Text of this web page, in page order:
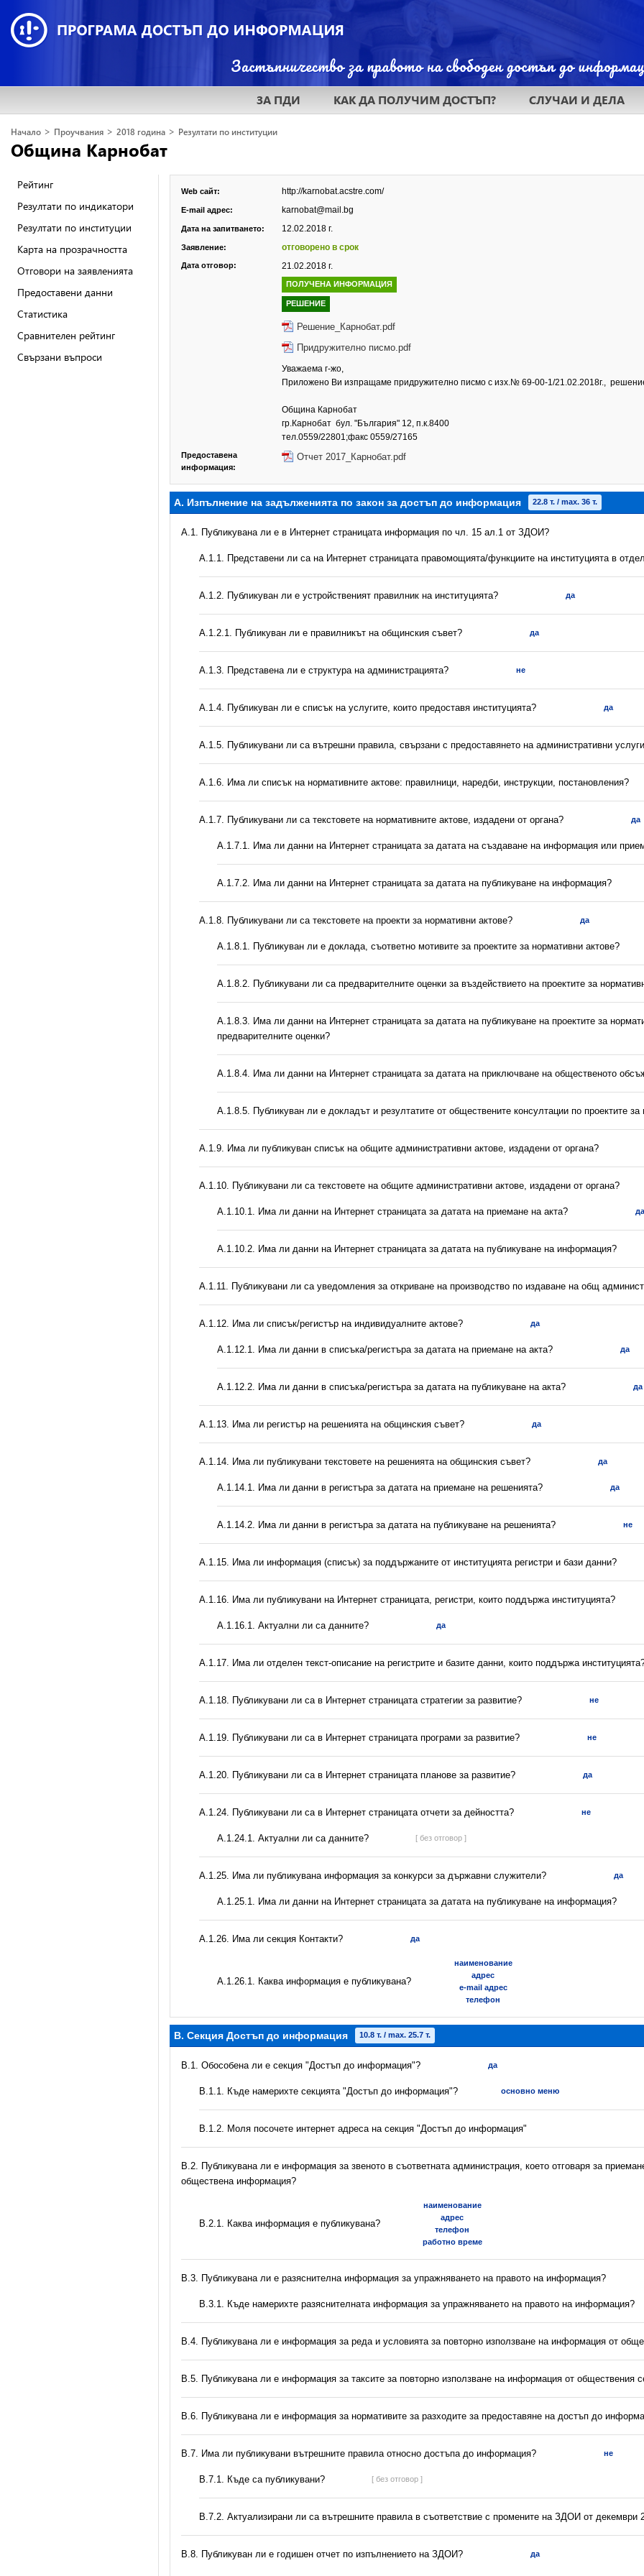
ЗА ПДИ КАК ДА ПОЛУЧИМ ДОСТЪП? СЛУЧАИ И ДЕЛА
Начало > Проучвания > 2018 година > Резултати по институции
Община Карнобат
Рейтинг
Резултати по индикатори
Резултати по институции
Карта на прозрачността
Отговори на заявленията
Предоставени данни
Статистика
Сравнителен рейтинг
Свързани въпроси
Web сайт: http://karnobat.acstre.com/
E-mail адрес: karnobat@mail.bg
Дата на запитването: 12.02.2018 г.
Заявление: отговорено в срок
Дата отговор: 21.02.2018 г.
ПОЛУЧЕНА ИНФОРМАЦИЯ
РЕШЕНИЕ
Решение_Карнобат.pdf
Придружително писмо.pdf
Уважаема г-жо,
Приложено Ви изпращаме придружително писмо с изх.№ 69-00-1/21.02.2018г.,
Община Карнобат
гр.Карнобат бул. "България" 12, п.к.8400
тел.0559/22801;факс 0559/27165
Предоставена
информация:
Отчет 2017_Карнобат.pdf
А. Изпълнение на задълженията по закон за достъп до информация 22.8 т. / max. 36 т.
A.1. Публикувана ли е в Интернет страницата информация по чл. 15 ал.1 от ЗДОИ?
А.1.1. Представени ли са на Интернет страницата правомощията/функциите на институцията в
А.1.2. Публикуван ли е устройственият правилник на институцията? да
А.1.2.1. Публикуван ли е правилникът на общинския съвет? да
A.1.3. Представена ли е структура на администрацията? не
А.1.4. Публикуван ли е списък на услугите, които предоставя институцията? да
А.1.5. Публикувани ли са вътрешни правила, свързани с предоставянето на административни
А.1.6. Има ли списък на нормативните актове: правилници, наредби, инструкции, постановления?
А.1.7. Публикувани ли са текстовете на нормативните актове, издадени от органа? да
A.1.7.1. Има ли данни на Интернет страницата за датата на създаване на информация или
A.1.7.2. Има ли данни на Интернет страницата за датата на публикуване на информация?
А.1.8. Публикувани ли са текстовете на проекти за нормативни актове? да
А.1.8.1. Публикуван ли е доклада, съответно мотивите за проектите за нормативни актове?
А.1.8.2. Публикувани ли са предварителните оценки за въздействието на проектите за
A.1.8.3. Има ли данни на Интернет страницата за датата на публикуване на проектите за
предварителните оценки?
A.1.8.4. Има ли данни на Интернет страницата за датата на приключване на общественото
А.1.8.5. Публикуван ли е докладът и резултатите от обществените консултации по проектите за
А.1.9. Има ли публикуван списък на общите административни актове, издадени от органа?
А.1.10. Публикувани ли са текстовете на общите административни актове, издадени от органа?
A.1.10.1. Има ли данни на Интернет страницата за датата на приемане на акта? да
A.1.10.2. Има ли данни на Интернет страницата за датата на публикуване на информация?
А.1.11. Публикувани ли са уведомления за откриване на производство по издаване на общ
А.1.12. Има ли списък/регистър на индивидуалните актове? да
A.1.12.1. Има ли данни в списъка/регистъра за датата на приемане на акта? да
A.1.12.2. Има ли данни в списъка/регистъра за датата на публикуване на акта? да
А.1.13. Има ли регистър на решенията на общинския съвет? да
А.1.14. Има ли публикувани текстовете на решенията на общинския съвет? да
A.1.14.1. Има ли данни в регистъра за датата на приемане на решенията? да
A.1.14.2. Има ли данни в регистъра за датата на публикуване на решенията? не
А.1.15. Има ли информация (списък) за поддържаните от институцията регистри и бази данни?
А.1.16. Има ли публикувани на Интернет страницата, регистри, които поддържа институцията?
A.1.16.1. Актуални ли са данните? да
А.1.17. Има ли отделен текст-описание на регистрите и базите данни, които поддържа
А.1.18. Публикувани ли са в Интернет страницата стратегии за развитие? не
А.1.19. Публикувани ли са в Интернет страницата програми за развитие? не
А.1.20. Публикувани ли са в Интернет страницата планове за развитие? да
А.1.24. Публикувани ли са в Интернет страницата отчети за дейността? не
A.1.24.1. Актуални ли са данните? [ без отговор ]
А.1.25. Има ли публикувана информация за конкурси за държавни служители? да
A.1.25.1. Има ли данни на Интернет страницата за датата на публикуване на информация?
А.1.26. Има ли секция Контакти? да
А.1.26.1. Каква информация е публикувана?
наименование
адрес
e-mail адрес
телефон
B. Секция Достъп до информация 10.8 т. / max. 25.7 т.
В.1. Обособена ли е секция "Достъп до информация"? да
В.1.1. Къде намерихте секцията "Достъп до информация"? основно меню
B.1.2. Моля посочете интернет адреса на секция "Достъп до информация"
В.2. Публикувана ли е информация за звеното в съответната администрация, което отговаря за
обществена информация?
B.2.1. Каква информация е публикувана?
наименование
адрес
телефон
работно време
В.3. Публикувана ли е разяснителна информация за упражняването на правото на информация?
В.3.1. Къде намерихте разяснителната информация за упражняването на правото на информация?
В.4. Публикувана ли е информация за реда и условията за повторно използване на информация от
В.5. Публикувана ли е информация за таксите за повторно използване на информация от обществения
В.6. Публикувана ли е информация за нормативите за разходите за предоставяне на достъп до
В.7. Има ли публикувани вътрешните правила относно достъпа до информация? не
В.7.1. Къде са публикувани? [ без отговор ]
В.7.2. Актуализирани ли са вътрешните правила в съответствие с промените на ЗДОИ от декември
В.8. Публикуван ли е годишен отчет по изпълнението на ЗДОИ? да